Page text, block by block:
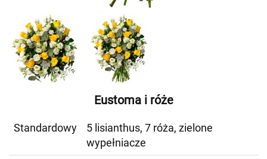
Eustoma i róże
Standardowy
5 lisianthus, 7 róża, zielone
wypełniacze